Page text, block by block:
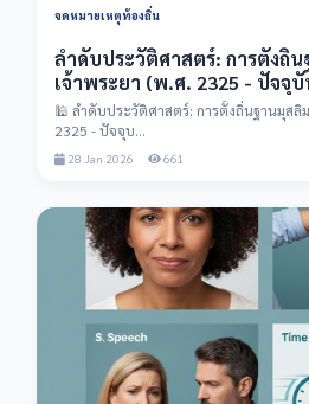
จดหมายเหตุท้องถิ่น
ลำดับประวัติศาสตร์: การตั้งถิ่
เจ้าพระยา (พ.ศ. 2325 - ปัจจุ
🕌 ลำดับประวัติศาสตร์: การตั้งถิ่นฐานมุสลิ
2325 - ปัจจุบ...
28 Jan 2026 661